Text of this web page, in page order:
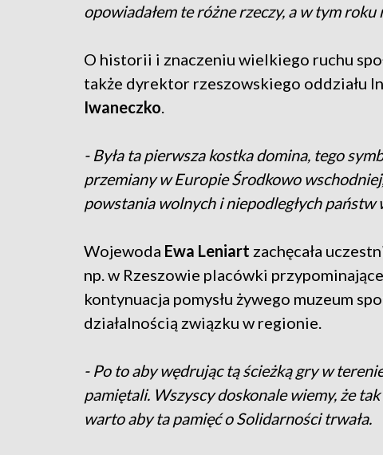
opowiadałem te różne rzeczy, a w tym
O historii i znaczeniu wielkiego ruchu
także dyrektor rzeszowskiego oddziału
Iwaneczko
- Była ta pierwsza kostka domina, tego
przemiany w Europie Środkowo
powstania wolnych i niepodległych państw
Wojewoda Ewa Leniart zachęcała
np. w Rzeszowie placówki
kontynuacja pomysłu żywego muzeum
działalnością związku w regionie.
- Po to aby wędrując tą ścieżką gry w
pamiętali. Wszyscy doskonale wiemy, że
warto aby ta pamięć o Solidarności trwała.